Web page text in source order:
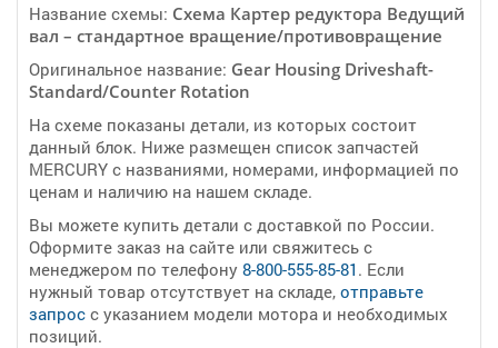
Название схемы: Cхема Картер редуктора Ведущий
вал – стандартное вращение/противовращение
Оригинальное название: Gear Housing Driveshaft-
Standard/Counter Rotation
На схеме показаны детали, из которых состоит
данный блок. Ниже размещен список запчастей
MERCURY с названиями, номерами, информацией по
ценам и наличию на нашем складе.
Вы можете купить детали с доставкой по России.
Оформите заказ на сайте или свяжитесь с
менеджером по телефону 8-800-555-85-81 . Если
нужный товар отсутствует на складе, отправьте
запрос с указанием модели мотора и необходимых
позиций.